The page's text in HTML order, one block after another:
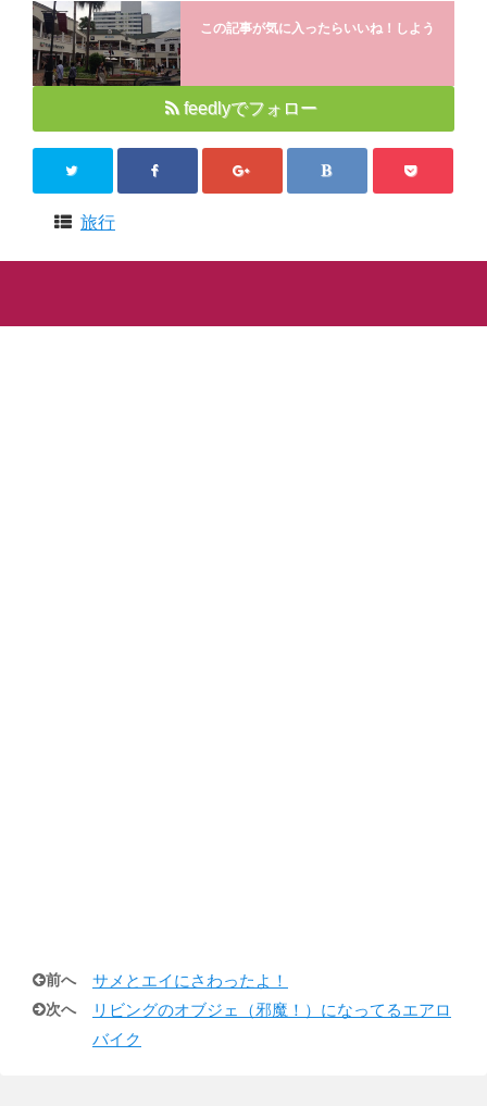
この記事が気に入ったらいいね！しよう
feedlyでフォロー
旅行
前へ サメとエイにさわったよ！
次へ
リビングのオブジェ（邪魔！）になってるエアロ
バイク